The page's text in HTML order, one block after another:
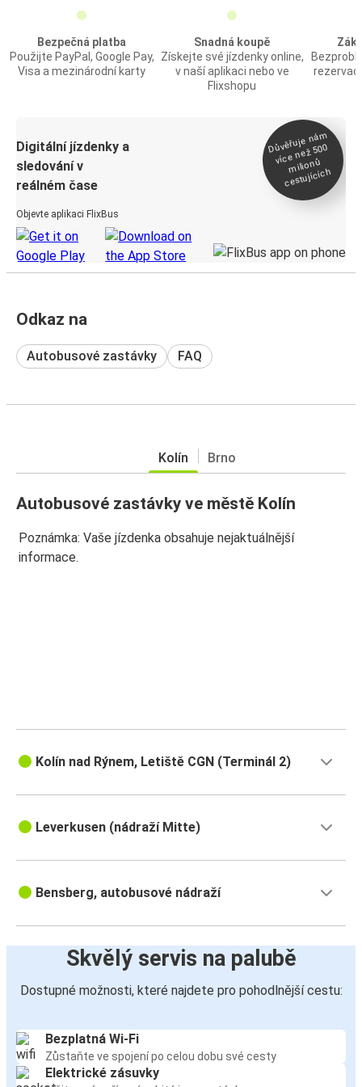
Bezpečná platba
Použijte PayPal, Google Pay,
Visa a mezinárodní karty
Snadná koupě
Získejte své jízdenky online,
v naší aplikaci nebo ve
Flixshopu
Digitální jízdenky a
sledování v
reálném čase
Objevte aplikaci FlixBus
Důvěřuje ná
m
více než 500
milionů
cestujících
Odkaz na
Autobusové zastávky FAQ
Kolín Brno
Autobusové zastávky ve městě Kolín
Poznámka: Vaše jízdenka obsahuje nejaktuálnější
informace.
Kolín nad Rýnem, Letiště CGN (Terminál 2)
Leverkusen (nádraží Mitte)
Bensberg, autobusové nádraží
Skvělý servis na palubě
Dostupné možnosti, které najdete pro pohodlnější cestu:
Bezplatná Wi-Fi
Zůstaňte ve spojení po celou dobu své cesty
Elektrické zásuvky